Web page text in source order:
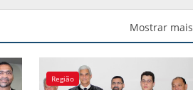
Mostrar mais
Região